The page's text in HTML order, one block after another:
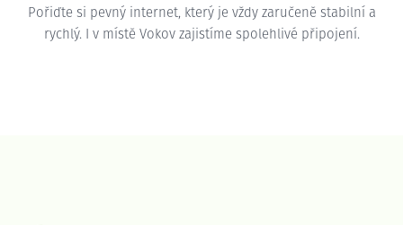
Pořiďte si pevný internet, který je vždy zaručeně stabilní a
rychlý. I v místě Vokov zajistíme spolehlivé připojení.